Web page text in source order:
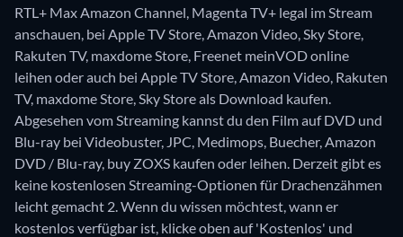
RTL+ Max Amazon Channel, Magenta TV+ legal im Stream
anschauen, bei Apple TV Store, Amazon Video, Sky Store,
Rakuten TV, maxdome Store, Freenet meinVOD online
leihen oder auch bei Apple TV Store, Amazon Video, Rakuten
TV, maxdome Store, Sky Store als Download kaufen.
Abgesehen vom Streaming kannst du den Film auf DVD und
Blu-ray bei Videobuster, JPC, Medimops, Buecher, Amazon
DVD / Blu-ray, buy ZOXS kaufen oder leihen. Derzeit gibt es
keine kostenlosen Streaming-Optionen für Drachenzähmen
leicht gemacht 2. Wenn du wissen möchtest, wann er
kostenlos verfügbar ist, klicke oben auf 'Kostenlos' und